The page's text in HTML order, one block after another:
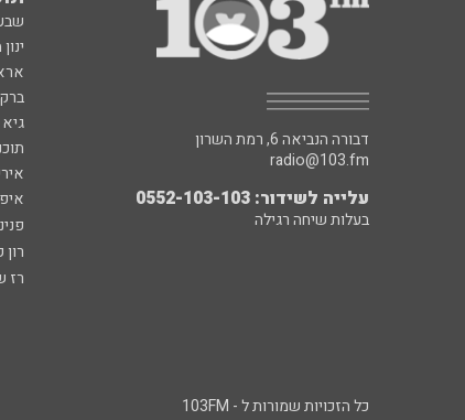
רז
דבורה הנביאה 6, רמת השרון
radio@103.fm
עלייה לשידור: 0552-103-103
בעלות שיחה רגילה
כל הזכויות שמורות ל - 103FM